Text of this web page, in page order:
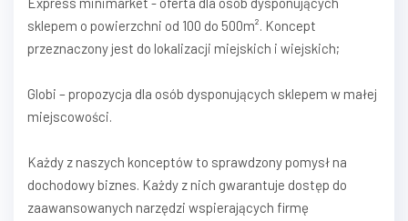
sklepem o powierzchni od 100 do 500m². Koncept
przeznaczony jest do lokalizacji miejskich i wiejskich;
Globi – propozycja dla osób dysponujących sklepem w małej
miejscowości.
Każdy z naszych konceptów to sprawdzony pomysł na
dochodowy biznes. Każdy z nich gwarantuje dostęp do
zaawansowanych narzędzi wspierających firmę